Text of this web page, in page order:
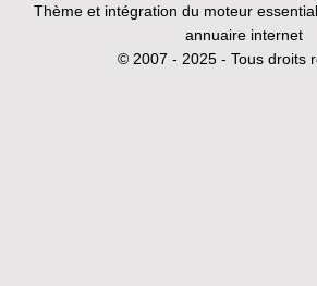
Thème et intégration du moteur
annuaire internet
© 2007 - 2025 - Tous droits